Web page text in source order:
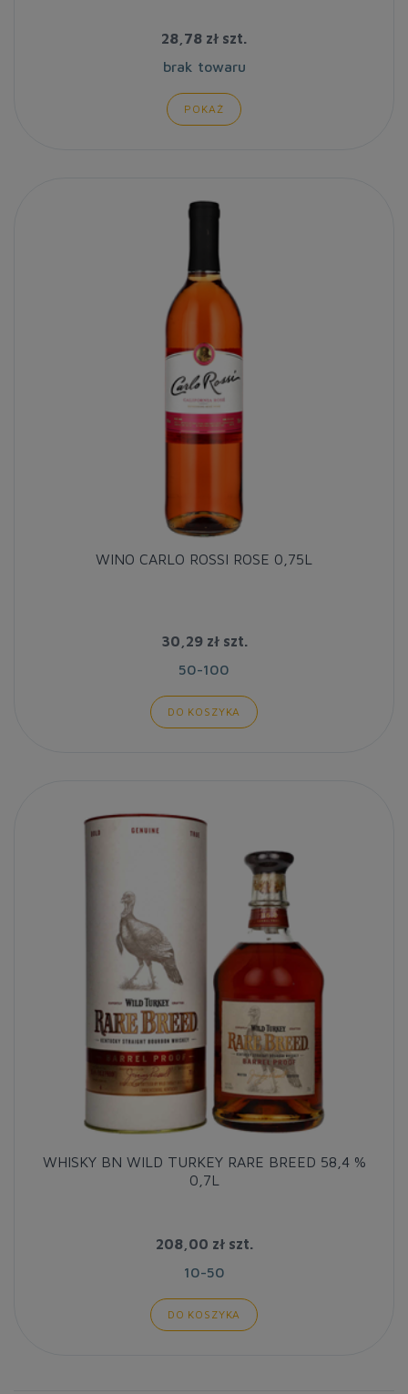
28,78 zł szt.
brak towaru
POKAŻ
WINO CARLO ROSSI ROSE 0,75L
30,29 złszt.
50-100
DO KOSZYKA
WHISKY BN WILD TURKEY RARE BREED 58,4 %
0,7L
208,00 złszt.
10-50
DO KOSZYKA